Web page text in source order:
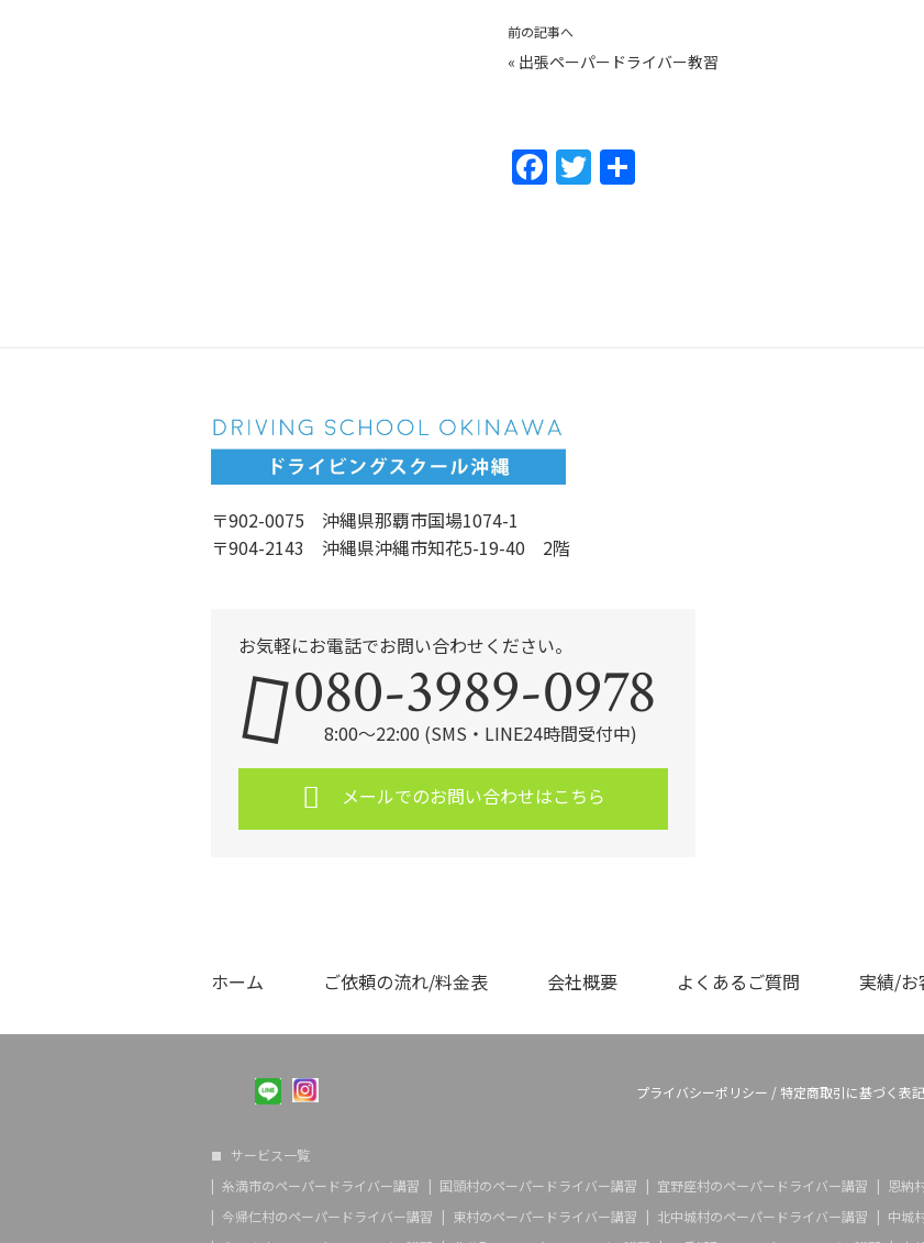
前の記事へ
« 出張ペーパードライバー教習
F
k
T
〒902-0075 沖縄県那覇市国場1074-1
〒904-2143 沖縄県沖縄市知花5-19-40 2階
お気軽にお電話でお問い合わせください。
080-3989-0978
8:00～22:00 (SMS・LINE24時間受付中)
メールでのお問い合わせはこちら
ホーム ご依頼の流れ/料金表 会社概要 よくあるご質問 実績/お
プライバシーポリシー / 特定商取引に基づく表記
サービス一覧
糸満市のペーパードライバー講習
国頭村のペーパードライバー講習 宜野座村のペーパードライバー講習
恩納
今帰仁村のペーパードライバー講習
東村のペーパードライバー講習 北中城村のペーパードライバー講習
中城